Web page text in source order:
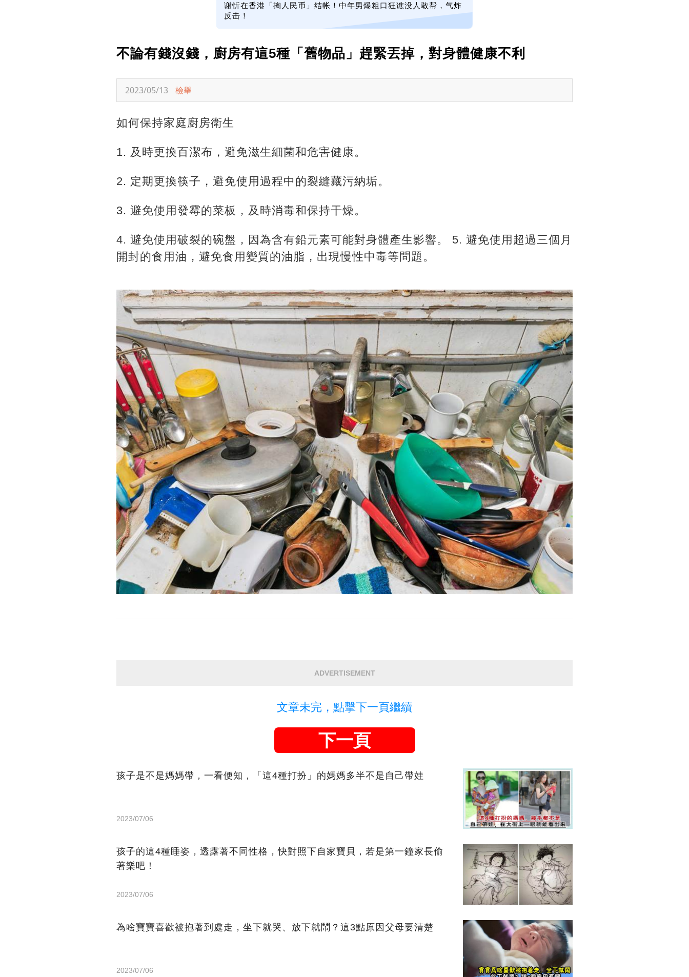
谢忻在香港「掏人民币」结帐！中年男爆粗口狂谯没人敢帮，气炸
反击！
不論有錢沒錢，廚房有這5種「舊物品」趕緊丟掉，對身體健康不利
2023/05/13 檢舉
如何保持家庭廚房衛生
1. 及時更換百潔布，避免滋生細菌和危害健康。
2. 定期更換筷子，避免使用過程中的裂縫藏污納垢。
3. 避免使用發霉的菜板，及時消毒和保持干燥。
4. 避免使用破裂的碗盤，因為含有鉛元素可能對身體產生影響。 5. 避免使用超過三個月
開封的食用油，避免食用變質的油脂，出現慢性中毒等問題。
ADVERTISEMENT
文章未完，點擊下一頁繼續
下一頁
孩子是不是媽媽帶，一看便知，「這4種打扮」的媽媽多半不是自己帶娃
2023/07/06
孩子的這4種睡姿，透露著不同性格，快對照下自家寶貝，若是第一鐘家長偷
著樂吧！
2023/07/06
為啥寶寶喜歡被抱著到處走，坐下就哭、放下就鬧？這3點原因父母要清楚
2023/07/06